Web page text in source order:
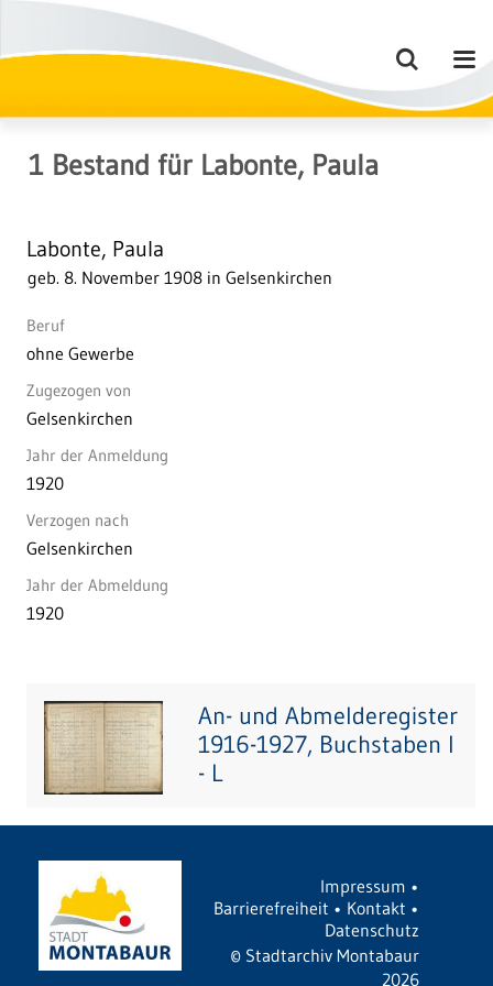
1 Bestand für Labonte, Paula
Labonte, Paula
geb. 8. November 1908 in Gelsenkirchen
Beruf
ohne Gewerbe
Zugezogen von
Gelsenkirchen
Jahr der Anmeldung
1920
Verzogen nach
Gelsenkirchen
Jahr der Abmeldung
1920
An- und Abmelderegister
1916-1927, Buchstaben I
- L
Impressum •
Barrierefreiheit • Kontakt •
Datenschutz
© Stadtarchiv Montabaur
2026